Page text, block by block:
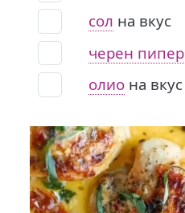
сол на вкус
черен пипер
олио на вкус